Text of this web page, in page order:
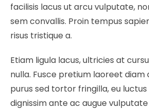
facilisis lacus ut arcu vulputate,
sem convallis. Proin tempus
risus tristique a.
Etiam ligula lacus, ultricies at
nulla. Fusce pretium laoreet diam
purus sed tortor fringilla, eu
dignissim ante ac augue